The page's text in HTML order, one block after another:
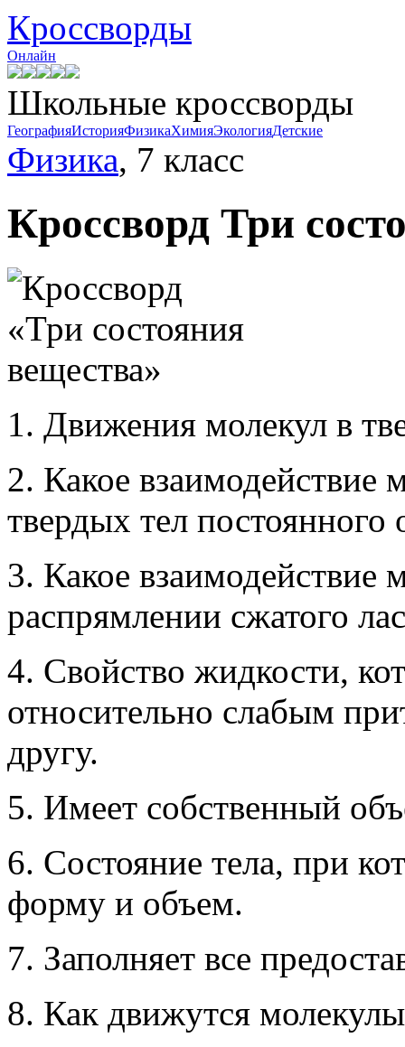
Кроссворды
Онлайн
Школьные кроссворды
ГеографияИсторияФизикаХимияЭкологияДетские
Физика, 7 класс
Кроссворд Три
1. Движения молекул в
2. Какое взаимодействие
твердых тел
3. Какое взаимодействие
распрямлении сжатого
4. Свойство жидкости,
относительно слабым
другу.
5. Имеет собственный
6. Состояние тела, при
форму и объем.
7. Заполняет все
8. Как движутся молекулы